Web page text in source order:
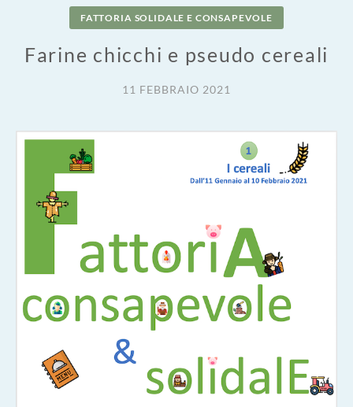
FATTORIA SOLIDALE E CONSAPEVOLE
Farine chicchi e pseudo cereali
11 FEBBRAIO 2021